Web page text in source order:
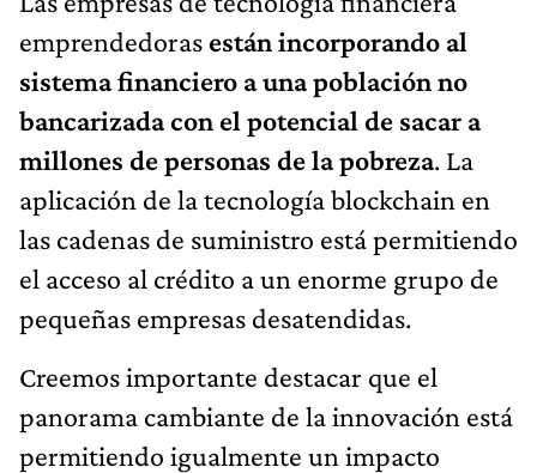
emprendedoras están incorporando al
sistema financiero a una población no
bancarizada con el potencial de sacar a
millones de personas de la pobreza. La
aplicación de la tecnología blockchain en
las cadenas de suministro está permitiendo
el acceso al crédito a un enorme grupo de
pequeñas empresas desatendidas.
Creemos importante destacar que el
panorama cambiante de la innovación está
permitiendo igualmente un impacto